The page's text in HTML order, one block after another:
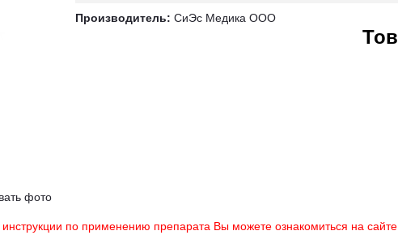
Производитель: СиЭс Медика ООО
фото
по применению препарата Вы можете ознакомиться на сайте